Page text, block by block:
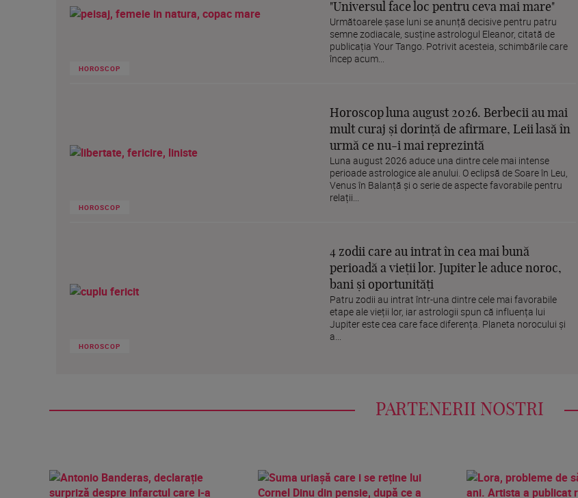
HOROSCOP
"Universul face loc pentru ceva mai mare"
Următoarele șase luni se anunță decisive pentru patru
semne zodiacale, susține astrologul Eleanor, citată de
publicația Your Tango. Potrivit acesteia, schimbările care
încep acum...
HOROSCOP
Horoscop luna august 2026. Berbecii au mai
mult curaj și dorință de afirmare, Leii lasă în
urmă ce nu-i mai reprezintă
Luna august 2026 aduce una dintre cele mai intense
perioade astrologice ale anului. O eclipsă de Soare în Leu,
Venus în Balanță și o serie de aspecte favorabile pentru
relații...
HOROSCOP
4 zodii care au intrat în cea mai bună
perioadă a vieții lor. Jupiter le aduce noroc,
bani și oportunități
Patru zodii au intrat într-una dintre cele mai favorabile
etape ale vieții lor, iar astrologii spun că influența lui
Jupiter este cea care face diferența. Planeta norocului și
a...
PARTENERII NOSTRI